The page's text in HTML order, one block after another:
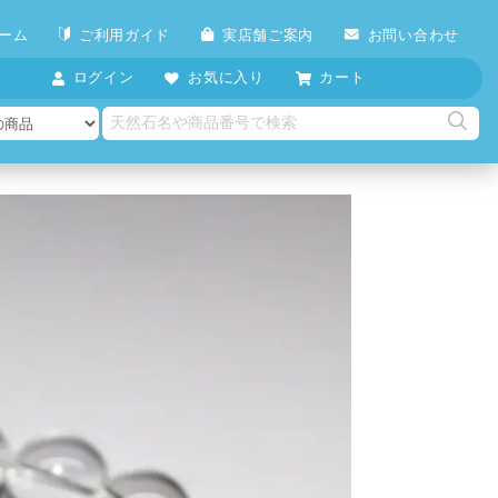
ム ご利用ガイド 実店舗ご案内 お問い合わせ
ログイン お気に入り カート